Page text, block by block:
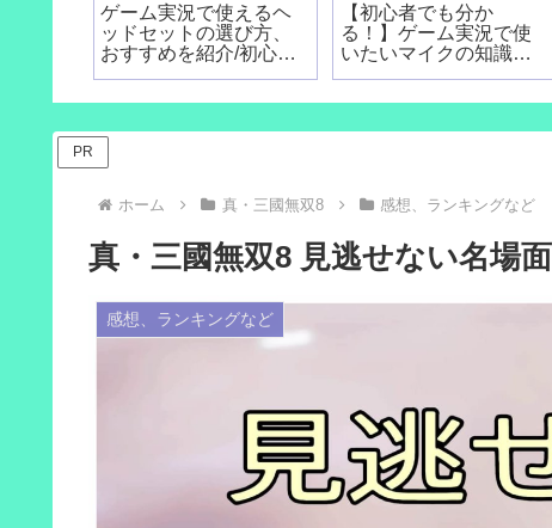
ゲーム実況で使えるヘ
ッドセットの選び方、
おすすめを紹介/初心者
【初心者でも分か
る！】ゲーム実況で使
いたいマイクの知識と
PR
ホーム 真・三國無双8 感想、ランキングなど
真・三國無双8 見逃せない名場
感想、ランキングなど